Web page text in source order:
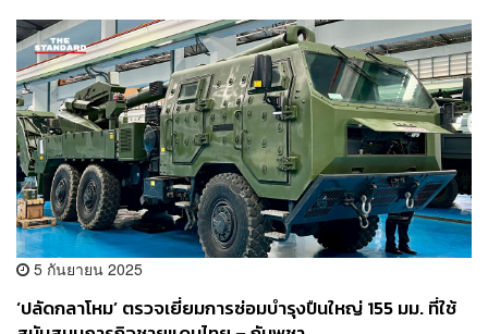
5 กันยายน 2025
‘ปลัดกลาโหม’ ตรวจเยี่ยมการซ่อมบำรุงปืนใหญ่ 155 มม. ที่ใช้